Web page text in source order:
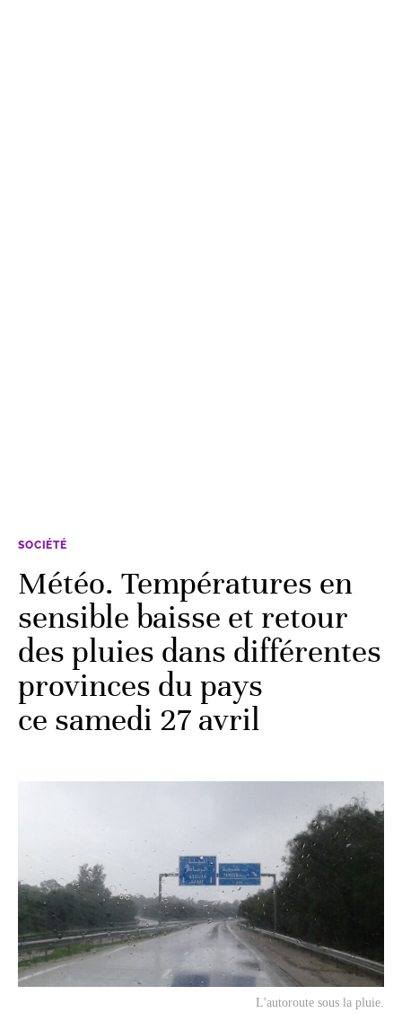
SOCIÉTÉ
Météo. Températures en
sensible baisse et retour
des pluies dans différentes
provinces du pays
ce samedi 27 avril
L'autoroute sous la pluie.